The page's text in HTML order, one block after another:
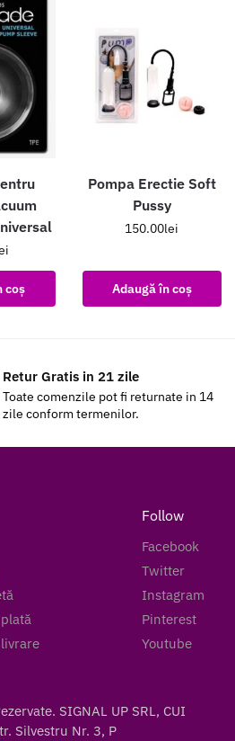
coș
Pompa Erectie Soft
Pussy
150.00lei
Adaugă în coș
Retur Gratis in 21 zile
Toate comenzile pot fi returnate in 14
zile conform termenilor.
Follow
Facebook
Twitter
Instagram
Pinterest
Youtube
SIGNAL UP SRL, CUI
Silvestru Nr. 3, P